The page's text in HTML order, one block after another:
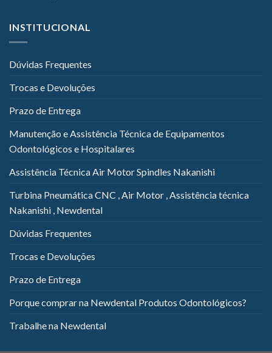
INSTITUCIONAL
Dúvidas Frequentes
Trocas e Devoluções
Prazo de Entrega
Manutenção e Assistência Técnica de Equipamentos
Odontológicos e Hospitalares
Assistência Técnica Air Motor Spindles Nakanishi
Turbina Pneumática CNC , Air Motor , Assistência técnica
Nakanishi , Newdental
Dúvidas Frequentes
Trocas e Devoluções
Prazo de Entrega
Porque comprar na Newdental Produtos Odontológicos?
Trabalhe na Newdental